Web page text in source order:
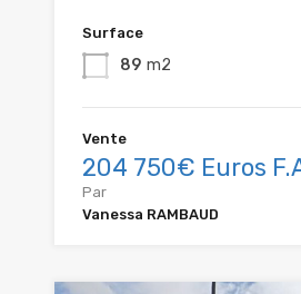
Surface
89 m2
Vente
204 750€ Euros
Par
Vanessa RAMBAUD